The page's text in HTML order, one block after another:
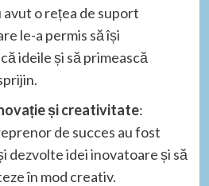
avut o rețea de suport
le-a permis să își
ideile și să primească
și creativitate:
de succes au fost
dezvolte idei inovatoare și să
în mod creativ.